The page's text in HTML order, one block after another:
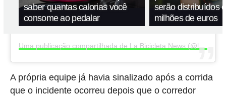
saber quantas calorias você
consome ao pedalar
serão distribuídos
milhões de euros
A própria equipe já havia sinalizado após a corrida
que o incidente ocorreu depois que o corredor